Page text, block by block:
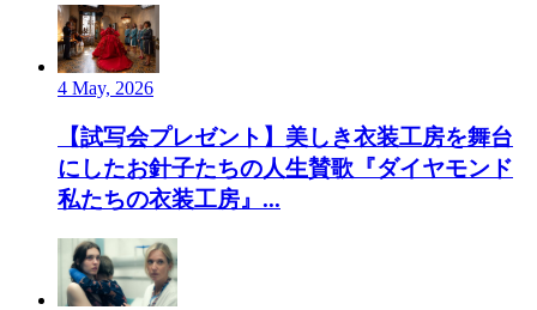
4 May, 2026
【試写会プレゼント】美しき衣装工房を舞台
にしたお針子たちの人生賛歌『ダイヤモンド
私たちの衣装工房』...